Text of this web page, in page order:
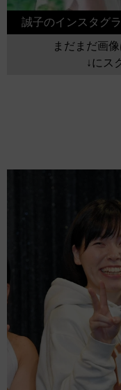
誠子のインスタグ
まだまだ画
↓にス